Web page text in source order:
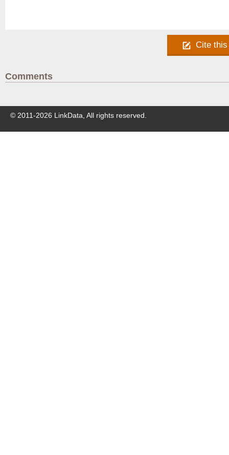
Cite this
Comments
© 2011-2026 LinkData, All rights reserved.